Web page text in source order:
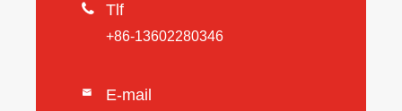
 Tlf
+86-13602280346
 E-mail